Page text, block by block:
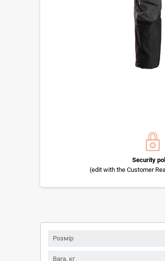
Security
(edit with the Customer
Розмір
Вага, кг